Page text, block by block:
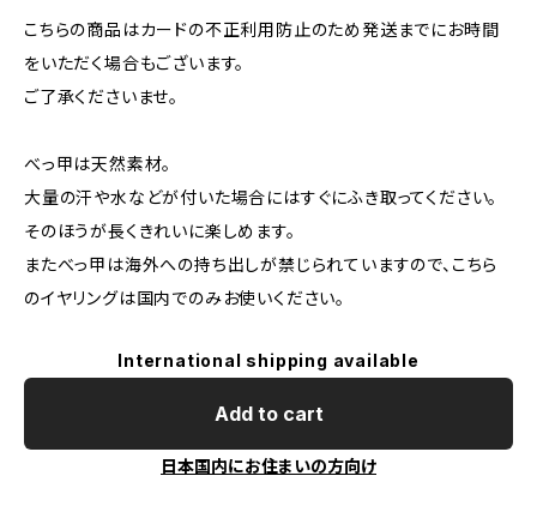
こちらの商品はカードの不正利用防止のため発送までにお時間
をいただく場合もございます。
ご了承くださいませ。
べっ甲は天然素材。
大量の汗や水などが付いた場合にはすぐにふき取ってください。
そのほうが長くきれいに楽しめます。
またべっ甲は海外への持ち出しが禁じられていますので、こちら
のイヤリングは国内でのみお使いください。
International shipping available
Add to cart
日本国内にお住まいの方向け